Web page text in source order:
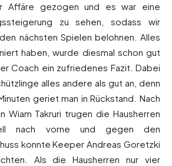
Affäre gezogen und es war eine
zu sehen, sodass wir
nächsten Spielen belohnen. Alles
haben, wurde diesmal schon gut
Coach ein zufriedenes Fazit. Dabei
alles andere als gut an, denn
geriet man in Rückstand. Nach
Wiam Takruri trugen die Hausherren
nach vorne und gegen den
konnte Keeper Andreas Goretzki
Als die Hausherren nur vier